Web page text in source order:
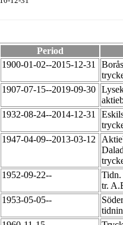
Period
1900-01-02--2015-12-31
1907-07-15--2019-09-30
1932-08-24--2014-12-31
1947-04-09--2013-03-12
1952-09-22--
Tidn.
tr.
1953-05-05--